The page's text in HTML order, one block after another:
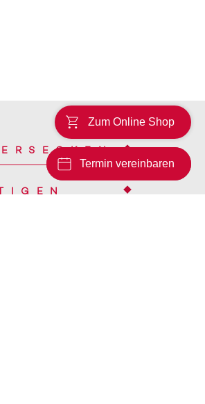
Zum Online Shop
Termin vereinbaren